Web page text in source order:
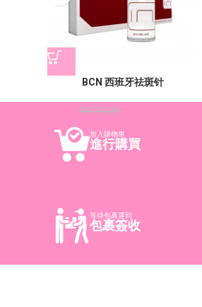
BCN 西班牙祛斑针
RM700.00
加入購物車
進行購買
等待包裹運到
包裹簽收